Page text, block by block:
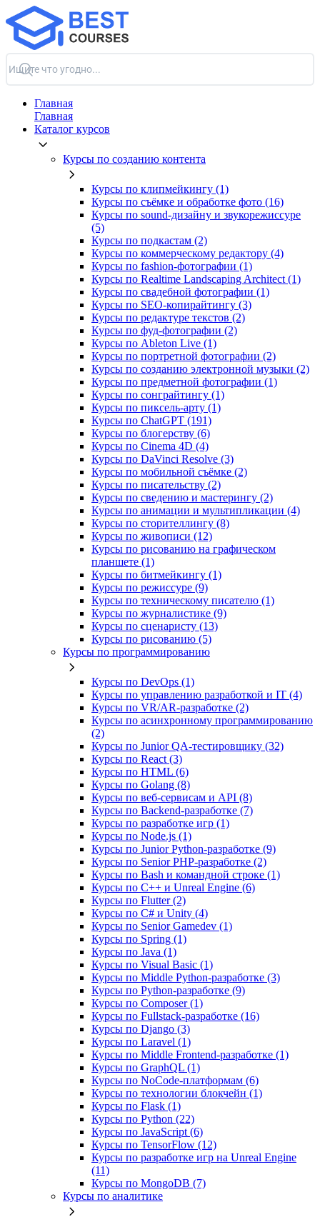
Главная
Главная
Каталог курсов
Курсы по созданию контента
Курсы по клипмейкингу (1)
Курсы по съёмке и обработке фото (16)
Курсы по sound-дизайну и звукорежиссуре
(5)
Курсы по подкастам (2)
Курсы по коммерческому редактору (4)
Курсы по fashion-фотографии (1)
Курсы по Realtime Landscaping Architect (1)
Курсы по свадебной фотографии (1)
Курсы по SEO-копирайтингу (3)
Курсы по редактуре текстов (2)
Курсы по фуд-фотографии (2)
Курсы по Ableton Live (1)
Курсы по портретной фотографии (2)
Курсы по созданию электронной музыки (2)
Курсы по предметной фотографии (1)
Курсы по сонграйтингу (1)
Курсы по пиксель-арту (1)
Курсы по ChatGPT (191)
Курсы по блогерству (6)
Курсы по Cinema 4D (4)
Курсы по DaVinci Resolve (3)
Курсы по мобильной съёмке (2)
Курсы по писательству (2)
Курсы по сведению и мастерингу (2)
Курсы по анимации и мультипликации (4)
Курсы по сторителлингу (8)
Курсы по живописи (12)
Курсы по рисованию на графическом
планшете (1)
Курсы по битмейкингу (1)
Курсы по режиссуре (9)
Курсы по техническому писателю (1)
Курсы по журналистике (9)
Курсы по сценаристу (13)
Курсы по рисованию (5)
Курсы по программированию
Курсы по DevOps (1)
Курсы по управлению разработкой и IT (4)
Курсы по VR/AR‑разработке (2)
Курсы по асинхронному программированию
(2)
Курсы по Junior QA-тестировщику (32)
Курсы по React (3)
Курсы по HTML (6)
Курсы по Golang (8)
Курсы по веб‑сервисам и API (8)
Курсы по Backend‑разработке (7)
Курсы по разработке игр (1)
Курсы по Node.js (1)
Курсы по Junior Python-разработке (9)
Курсы по Senior PHP-разработке (2)
Курсы по Bash и командной строке (1)
Курсы по C++ и Unreal Engine (6)
Курсы по Flutter (2)
Курсы по C# и Unity (4)
Курсы по Senior Gamedev (1)
Курсы по Spring (1)
Курсы по Java (1)
Курсы по Visual Basic (1)
Курсы по Middle Python-разработке (3)
Курсы по Python-разработке (9)
Курсы по Composer (1)
Курсы по Fullstack‑разработке (16)
Курсы по Django (3)
Курсы по Laravel (1)
Курсы по Middle Frontend-разработке (1)
Курсы по GraphQL (1)
Курсы по NoCode‑платформам (6)
Курсы по технологии блокчейн (1)
Курсы по Flask (1)
Курсы по Python (22)
Курсы по JavaScript (6)
Курсы по TensorFlow (12)
Курсы по разработке игр на Unreal Engine
(11)
Курсы по MongoDB (7)
Курсы по аналитике